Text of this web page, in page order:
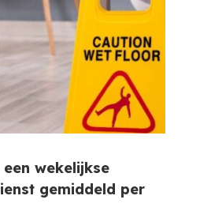
wekelijkse
gemiddeld per